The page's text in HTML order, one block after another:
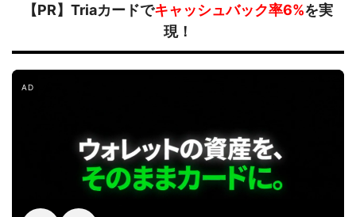
【PR】Triaカードでキャッシュバック率6%を実
現！
AD